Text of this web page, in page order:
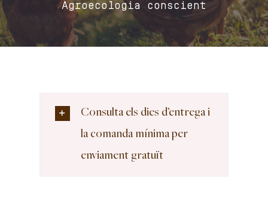
Agroecologia conscient
Consulta els dies d’entrega i
la comanda mínima per
enviament gratuït